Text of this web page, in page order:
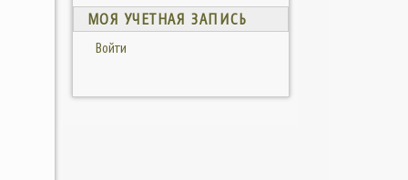
МОЯ УЧЕТНАЯ ЗАПИСЬ
Войти